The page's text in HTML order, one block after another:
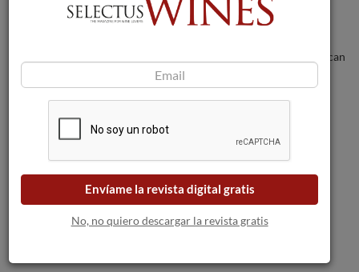
bodegas a medida que las llamas se acercan
a Burdeos.
Insólito para estas navidades.
“Jumilla en rosa”: el futuro rosado de la
Envíame la revista digital gratis
No, no quiero descargar la revista gratis